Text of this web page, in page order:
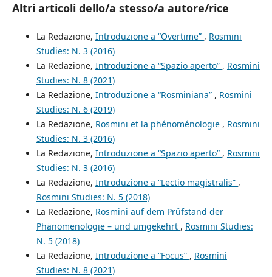
Altri articoli dello/a stesso/a autore/rice
La Redazione, Introduzione a “Overtime” , Rosmini
Studies: N. 3 (2016)
La Redazione, Introduzione a “Spazio aperto” , Rosmini
Studies: N. 8 (2021)
La Redazione, Introduzione a “Rosminiana” , Rosmini
Studies: N. 6 (2019)
La Redazione, Rosmini et la phénoménologie , Rosmini
Studies: N. 3 (2016)
La Redazione, Introduzione a “Spazio aperto” , Rosmini
Studies: N. 3 (2016)
La Redazione, Introduzione a “Lectio magistralis” ,
Rosmini Studies: N. 5 (2018)
La Redazione, Rosmini auf dem Prüfstand der
Phänomenologie – und umgekehrt , Rosmini Studies:
N. 5 (2018)
La Redazione, Introduzione a “Focus” , Rosmini
Studies: N. 8 (2021)